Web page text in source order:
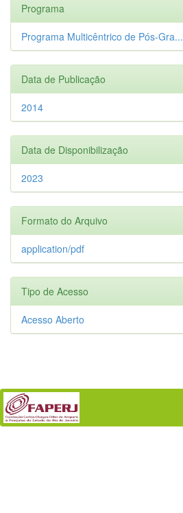
Programa
Programa Multicêntrico de Pós-Gra...
Data de Publicação
2014
Data de Disponibilização
2023
Formato do Arquivo
application/pdf
Tipo de Acesso
Acesso Aberto